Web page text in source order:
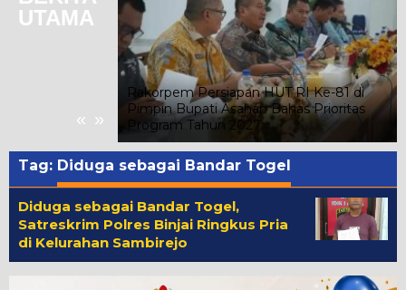
UTAMA
« »
Rakorpem Persiapan HUT RI Ke-81 di
Pimpin Bupati Asahan Bahas Prioritas
Program Tahun 2027
Tag: Diduga sebagai Bandar Togel
Diduga sebagai Bandar Togel,
Satreskrim Polres Binjai Ringkus Pria
di Kelurahan Sambirejo